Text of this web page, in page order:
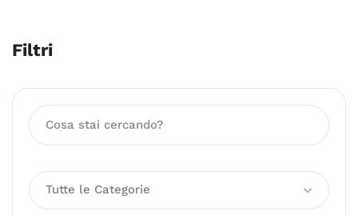
Filtri
Tutte le Categorie